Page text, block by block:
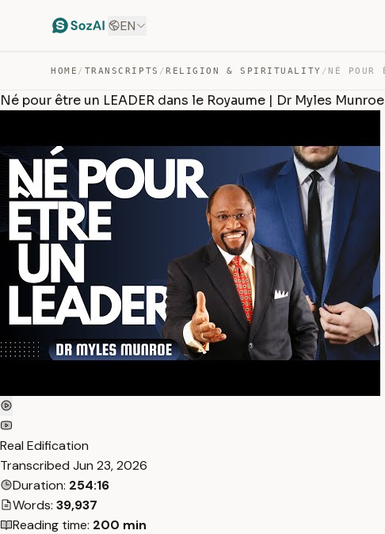
EN
HOME / TRANSCRIPTS /RELIGION & SPIRITUALITY /
Né pour être un LEADER dans le Royaume | Dr Myles Munroe
Real Edification
Transcribed Jun 23, 2026
Duration: 254:16
Words: 39,937
Reading time: 200 min